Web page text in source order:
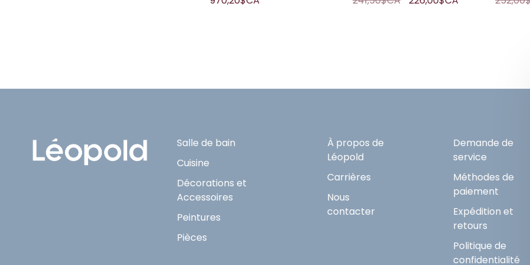
Salle de bain
Cuisine
Décorations et
Accessoires
Peintures
Pièces
À propos de
Léopold
Carrières
Nous
contacter
Demande de
service
Méthodes de
paiement
Expédition et
retours
Politique de
confidentialité